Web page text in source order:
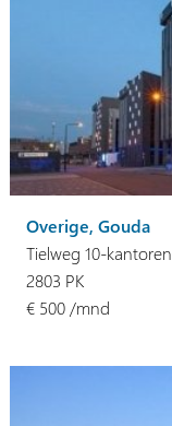
Overige, Gouda
Tielweg 10-kantoren
2803 PK
€ 500 /mnd